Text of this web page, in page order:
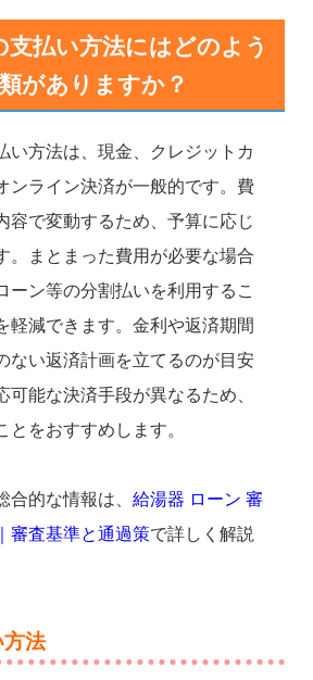
支払い方法にはどのよう
がありますか？
い方法は、現金、クレジットカ
ンライン決済が一般的です。費
容で変動するため、予算に応じ
。まとまった費用が必要な場合
ーン等の分割払いを利用するこ
軽減できます。金利や返済期間
ない返済計画を立てるのが目安
可能な決済手段が異なるため、
とをおすすめします。
合的な情報は、 給湯器 ローン 審
審査基準と通過策で詳しく解説
方法